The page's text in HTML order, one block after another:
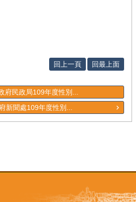
回上一頁 回最上面
府民政局109年度性別...
新聞處109年度性別...